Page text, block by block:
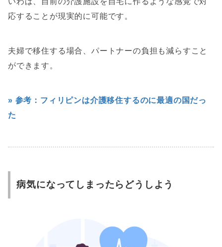
応することが現実的に可能です。
夫婦で移住する場合、パートナーの負担も減らすこと
ができます。
» 参考：フィリピンは介護移住するのに最適の国だっ
た
病気になってしまったらどうしよう